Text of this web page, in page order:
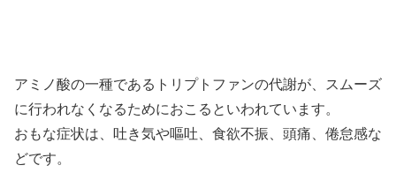
アミノ酸の一種であるトリプトファンの代謝が、スムーズ
に行われなくなるためにおこるといわれています。
おもな症状は、吐き気や嘔吐、食欲不振、頭痛、倦怠感な
どです。